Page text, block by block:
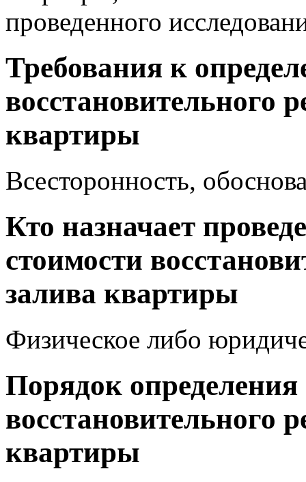
проведенного
Требования к
восстановительного
квартиры
Всесторонность,
Кто назначает
стоимости
залива квартиры
Физическое либо
Порядок определения
восстановительного
квартиры